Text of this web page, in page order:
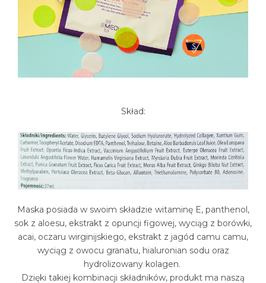
Skład:
Maska posiada w swoim składzie witaminę E, panthenol,
sok z aloesu, ekstrakt z opuncji figowej, wyciąg z borówki,
acai, oczaru wirginijskiego, ekstrakt z jagód camu camu,
wyciąg z owocu granatu, hialuronian sodu oraz
hydrolizowany kolagen.
Dzięki takiej kombinacji składników, produkt ma naszą